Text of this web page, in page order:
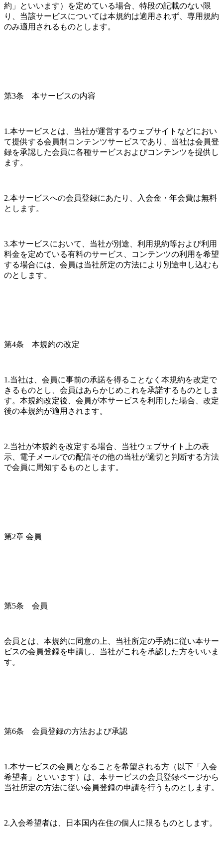
約」といいます）を定めている場合、特段の記載のない限
り、当該サービスについては本規約は適用されず、専用規約
のみ適用されるものとします。
第3条　本サービスの内容
1.本サービスとは、当社が運営するウェブサイトなどにおい
て提供する会員制コンテンツサービスであり、当社は会員登
録を承認した会員に各種サービスおよびコンテンツを提供し
ます。
2.本サービスへの会員登録にあたり、入会金・年会費は無料
とします。
3.本サービスにおいて、当社が別途、利用規約等および利用
料金を定めている有料のサービス、コンテンツの利用を希望
する場合には、会員は当社所定の方法により別途申し込むも
のとします。
第4条　本規約の改定
1.当社は、会員に事前の承諾を得ることなく本規約を改定で
きるものとし、会員はあらかじめこれを承諾するものとしま
す。本規約改定後、会員が本サービスを利用した場合、改定
後の本規約が適用されます。
2.当社が本規約を改定する場合、当社ウェブサイト上の表
示、電子メールでの配信その他の当社が適切と判断する方法
で会員に周知するものとします。
第2章 会員
第5条　会員
会員とは、本規約に同意の上、当社所定の手続に従い本サー
ビスの会員登録を申請し、当社がこれを承認した方をいいま
す。
第6条　会員登録の方法および承認
1.本サービスの会員となることを希望される方（以下「入会
希望者」といいます）は、本サービスの会員登録ページから
当社所定の方法に従い会員登録の申請を行うものとします。
2.入会希望者は、日本国内在住の個人に限るものとします。